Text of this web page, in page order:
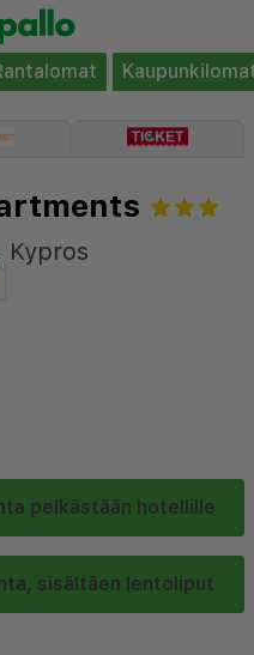
Kypros
pelkästään hotellille
sisältäen lentoliput